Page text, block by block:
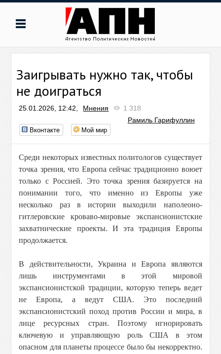
Заигрывать нужно так, чтобы
не доиграться
25.01.2026, 12:42, Мнения
1 318
Рамиль Гарифуллин
Вконтакте Мой мир
Среди некоторых известных политологов существует
точка зрения, что Европа сейчас традиционно воюет
только с Россией. Это точка зрения базируется на
понимании того, что именно из Европы уже
несколько раз в истории выходили наполеоно-
гитлеровские кроваво-мировые экспансионистские
захватнические проекты. И эта традиция Европы
продолжается.
В действительности, Украина и Европа являются
лишь инструментами в этой мировой
экспансионистской традиции, которую теперь ведет
не Европа, а ведут США. Это последний
экспансионистский поход против России и мира, в
лице ресурсных стран. Поэтому игнорировать
ключевую и управляющую роль США в этом
опасном для планеты процессе было бы некорректно.